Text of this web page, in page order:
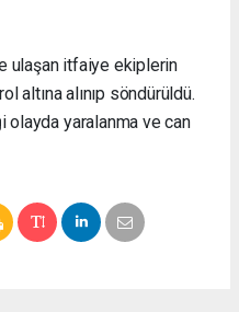
ulaşan itfaiye ekiplerin
altına alınıp söndürüldü.
olayda yaralanma ve can